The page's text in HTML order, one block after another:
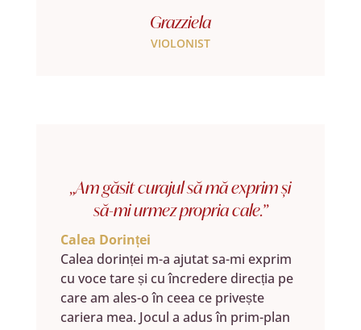
Grazziela
VIOLONIST
„Am găsit curajul să mă exprim și
să-mi urmez propria cale.”
Calea Dorinței
Calea dorinței m-a ajutat sa-mi exprim
cu voce tare și cu încredere direcția pe
care am ales-o în ceea ce privește
cariera mea. Jocul a adus în prim-plan